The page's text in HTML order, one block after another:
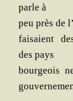
parle à
peu près de
fai­saient
des pays
bour­geois